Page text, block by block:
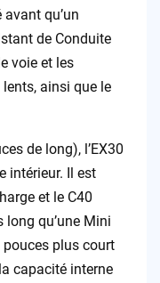
qu’un
de Conduite
voie et les
ainsi que le
de long), l’EX30
intérieur. Il est
et le C40
long qu’une Mini
pouces plus court
capacité interne